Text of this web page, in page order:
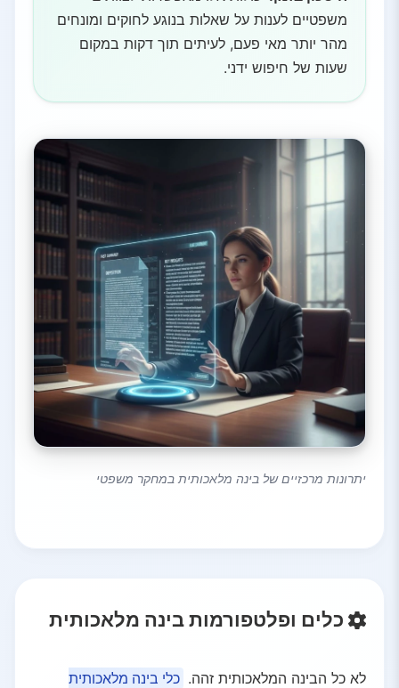
משפטיים לענות על שאלות בנוגע לחוקים ומונחים
מהר יותר מאי פעם, לעיתים תוך דקות במקום
שעות של חיפוש ידני.
יתרונות מרכזיים של בינה מלאכותית במחקר משפטי
כלים ופלטפורמות בינה מלאכותית
לא כל הבינה המלאכותית זהה. כלי בינה מלאכותית